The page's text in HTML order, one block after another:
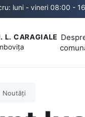
luni - vineri 08:00 -
L. CARAGIALE
Noutăți